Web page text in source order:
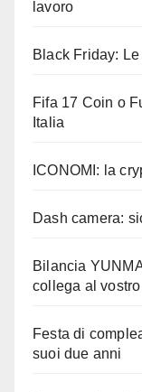
lavoro
Black Friday:
Fifa 17 Coin o
Italia
ICONOMI: la
Dash camera:
Bilancia
collega al
Festa di
suoi due anni